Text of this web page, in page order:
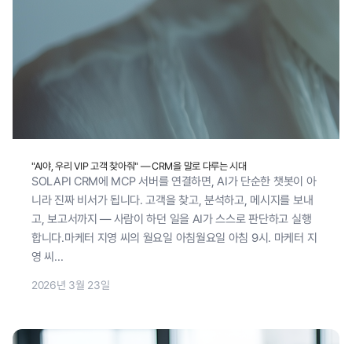
"AI야, 우리 VIP 고객 찾아줘" — CRM을 말로 다루는 시대
SOLAPI CRM에 MCP 서버를 연결하면, AI가 단순한 챗봇이 아
니라 진짜 비서가 됩니다. 고객을 찾고, 분석하고, 메시지를 보내
고, 보고서까지 — 사람이 하던 일을 AI가 스스로 판단하고 실행
합니다.마케터 지영 씨의 월요일 아침월요일 아침 9시. 마케터 지
영 씨...
2026년 3월 23일